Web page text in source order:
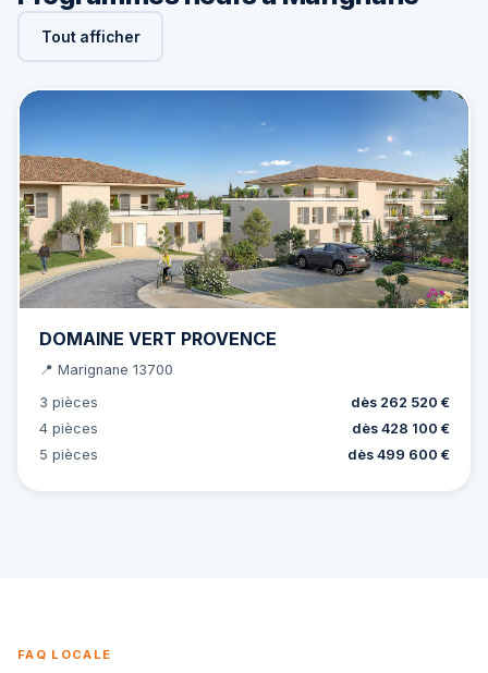
Tout afficher
DOMAINE VERT PROVENCE
📍 Marignane 13700
3 pièces
dès 262 520 €
4 pièces
dès 428 100 €
5 pièces
dès 499 600 €
FAQ LOCALE